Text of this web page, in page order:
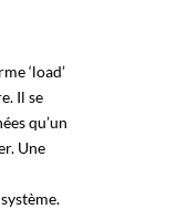
‘load’
Il se
qu’un
Une